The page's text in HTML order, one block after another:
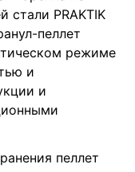
PRAKTIK
пеллет
режиме
и
и
пеллет